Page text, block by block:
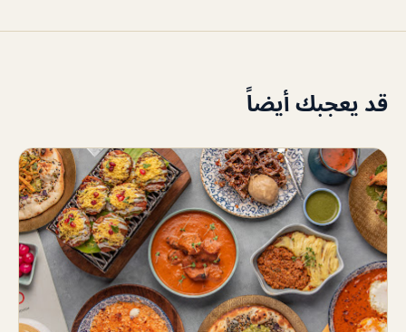
قد يعجبك أيضاً